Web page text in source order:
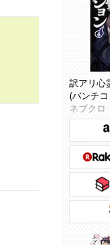
訳アリ心
(バンチ
ネブクロ